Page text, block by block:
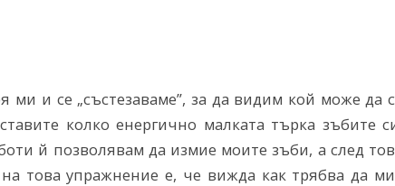
и се „състезаваме”, за да видим кой може да
колко енергично малката търка зъбите
й позволявам да измие моите зъби, а след
това упражнение е, че вижда как трябва да